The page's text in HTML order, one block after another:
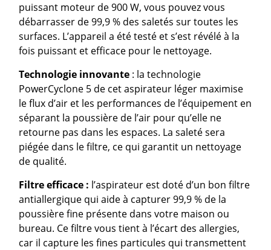
puissant moteur de 900 W, vous pouvez vous
débarrasser de 99,9 % des saletés sur toutes les
surfaces. L’appareil a été testé et s’est révélé à la
fois puissant et efficace pour le nettoyage.
Technologie innovante : la technologie
PowerCyclone 5 de cet aspirateur léger maximise
le flux d’air et les performances de l’équipement en
séparant la poussière de l’air pour qu’elle ne
retourne pas dans les espaces. La saleté sera
piégée dans le filtre, ce qui garantit un nettoyage
de qualité.
Filtre efficace : l’aspirateur est doté d’un bon filtre
antiallergique qui aide à capturer 99,9 % de la
poussière fine présente dans votre maison ou
bureau. Ce filtre vous tient à l’écart des allergies,
car il capture les fines particules qui transmettent